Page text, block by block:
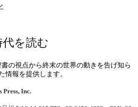
を読む
書の視点から終末の世界の動きを告げ知ら
情報を提供します。
Press, Inc.